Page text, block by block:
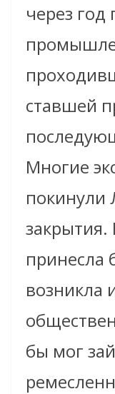
через
ставшей
Многие
покинули
закрытия.
возникла
бы мог